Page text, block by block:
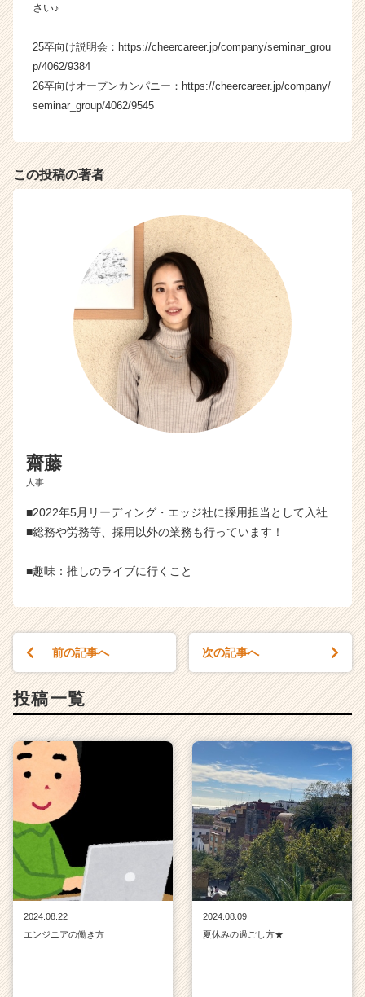
ン】
ベ
ン
ャ
長
業
か
ら
ス
カ
ウ
ト
が
届
く
就
活
サ
キ
ャ
ア
e
C
e
さい♪
25卒向け説明会：https://cheercareer.jp/company/seminar_grou
p/4062/9384
26卒向けオープンカンパニー：https://cheercareer.jp/company/
seminar_group/4062/9545
この投稿の著者
齋藤
人事
■2022年5月リーディング・エッジ社に採用担当として入社
■総務や労務等、採用以外の業務も行っています！
■趣味：推しのライブに行くこと
前の記事へ 次の記事へ
投稿一覧
2024.08.22
エンジニアの働き方
2024.08.09
夏休みの過ごし方★